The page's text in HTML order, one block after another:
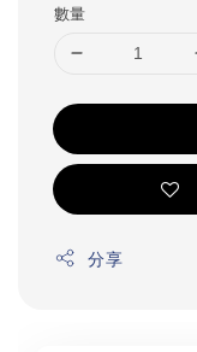
數量
分享